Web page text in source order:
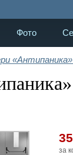
Фото
за